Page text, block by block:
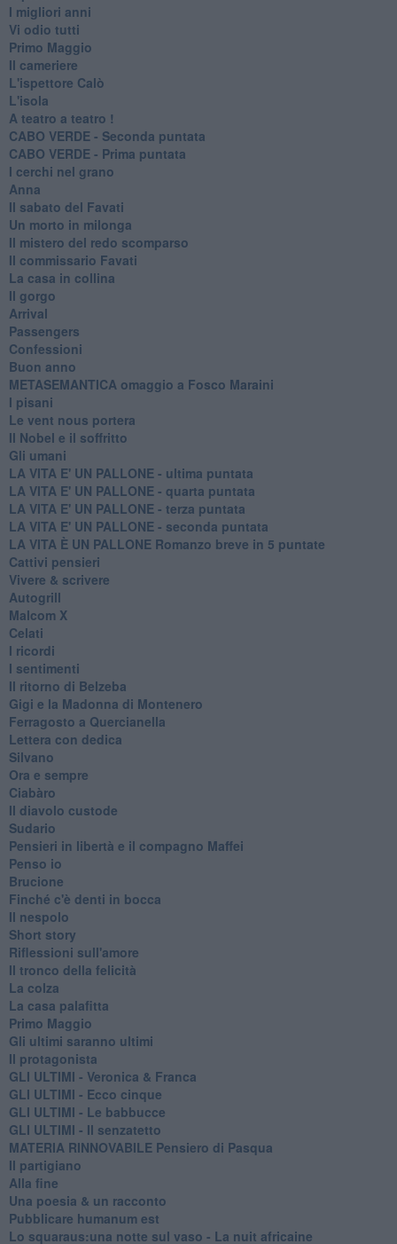
I migliori anni
Vi odio tutti
Primo Maggio
Il cameriere
L'ispettore Calò
L'isola
A teatro a teatro !
CABO VERDE - Seconda puntata
CABO VERDE - Prima puntata
I cerchi nel grano
Anna
Il sabato del Favati
Un morto in milonga
Il mistero del redo scomparso
Il commissario Favati
La casa in collina
Il gorgo
Arrival
Passengers
Confessioni
Buon anno
METASEMANTICA omaggio a Fosco Maraini
I pisani
Le vent nous portera
Il Nobel e il soffritto
Gli umani
LA VITA E' UN PALLONE - ultima puntata
LA VITA E' UN PALLONE - quarta puntata
LA VITA E' UN PALLONE - terza puntata
LA VITA E' UN PALLONE - seconda puntata
LA VITA È UN PALLONE Romanzo breve in 5 puntate
Cattivi pensieri
Vivere & scrivere
Autogrill
Malcom X
Celati
I ricordi
I sentimenti
Il ritorno di Belzeba
Gigi e la Madonna di Montenero
Ferragosto a Quercianella
Lettera con dedica
Silvano
Ora e sempre
Ciabàro
Il diavolo custode
Sudario
Pensieri in libertà e il compagno Maffei
Penso io
Brucione
Finché c'è denti in bocca
Il nespolo
Short story
Riflessioni sull'amore
Il tronco della felicità
La colza
La casa palafitta
Primo Maggio
Gli ultimi saranno ultimi
Il protagonista
GLI ULTIMI - Veronica & Franca
GLI ULTIMI - Ecco cinque
GLI ULTIMI - Le babbucce
GLI ULTIMI - Il senzatetto
MATERIA RINNOVABILE Pensiero di Pasqua
Il partigiano
Alla fine
Una poesia & un racconto
Pubblicare humanum est
Lo squaraus:una notte sul vaso - La nuit africaine